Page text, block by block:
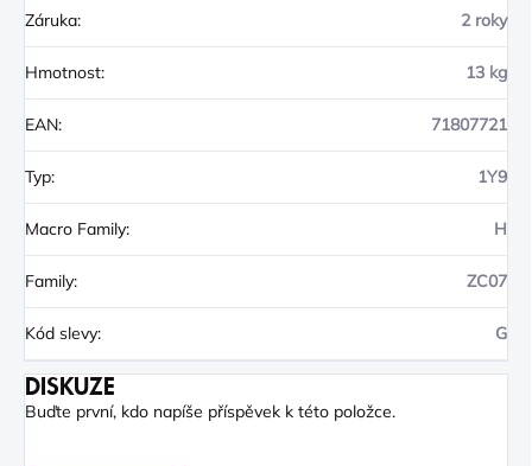
Záruka: 2 roky
Hmotnost: 13 kg
EAN: 71807721
Typ: 1Y9
Macro Family: H
Family: ZC07
Kód slevy: G
DISKUZE
Buďte první, kdo napíše příspěvek k této položce.